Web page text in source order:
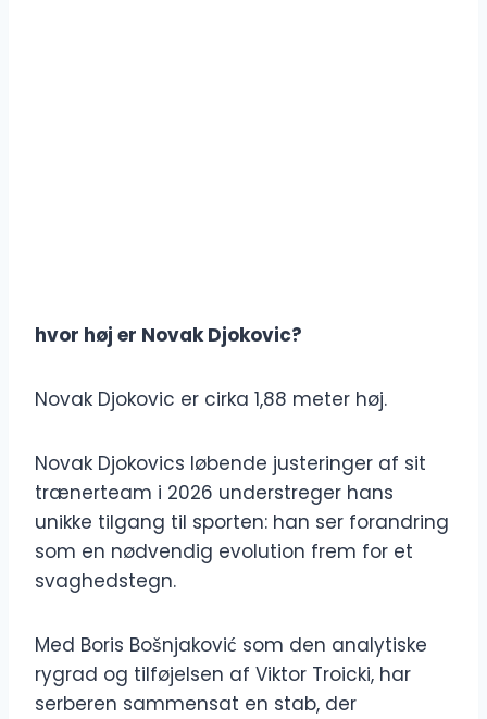
hvor høj er Novak Djokovic?
Novak Djokovic er cirka 1,88 meter høj.
Novak Djokovics løbende justeringer af sit
trænerteam i 2026 understreger hans
unikke tilgang til sporten: han ser forandring
som en nødvendig evolution frem for et
svaghedstegn.
Med Boris Bošnjaković som den analytiske
rygrad og tilføjelsen af Viktor Troicki, har
serberen sammensat en stab, der